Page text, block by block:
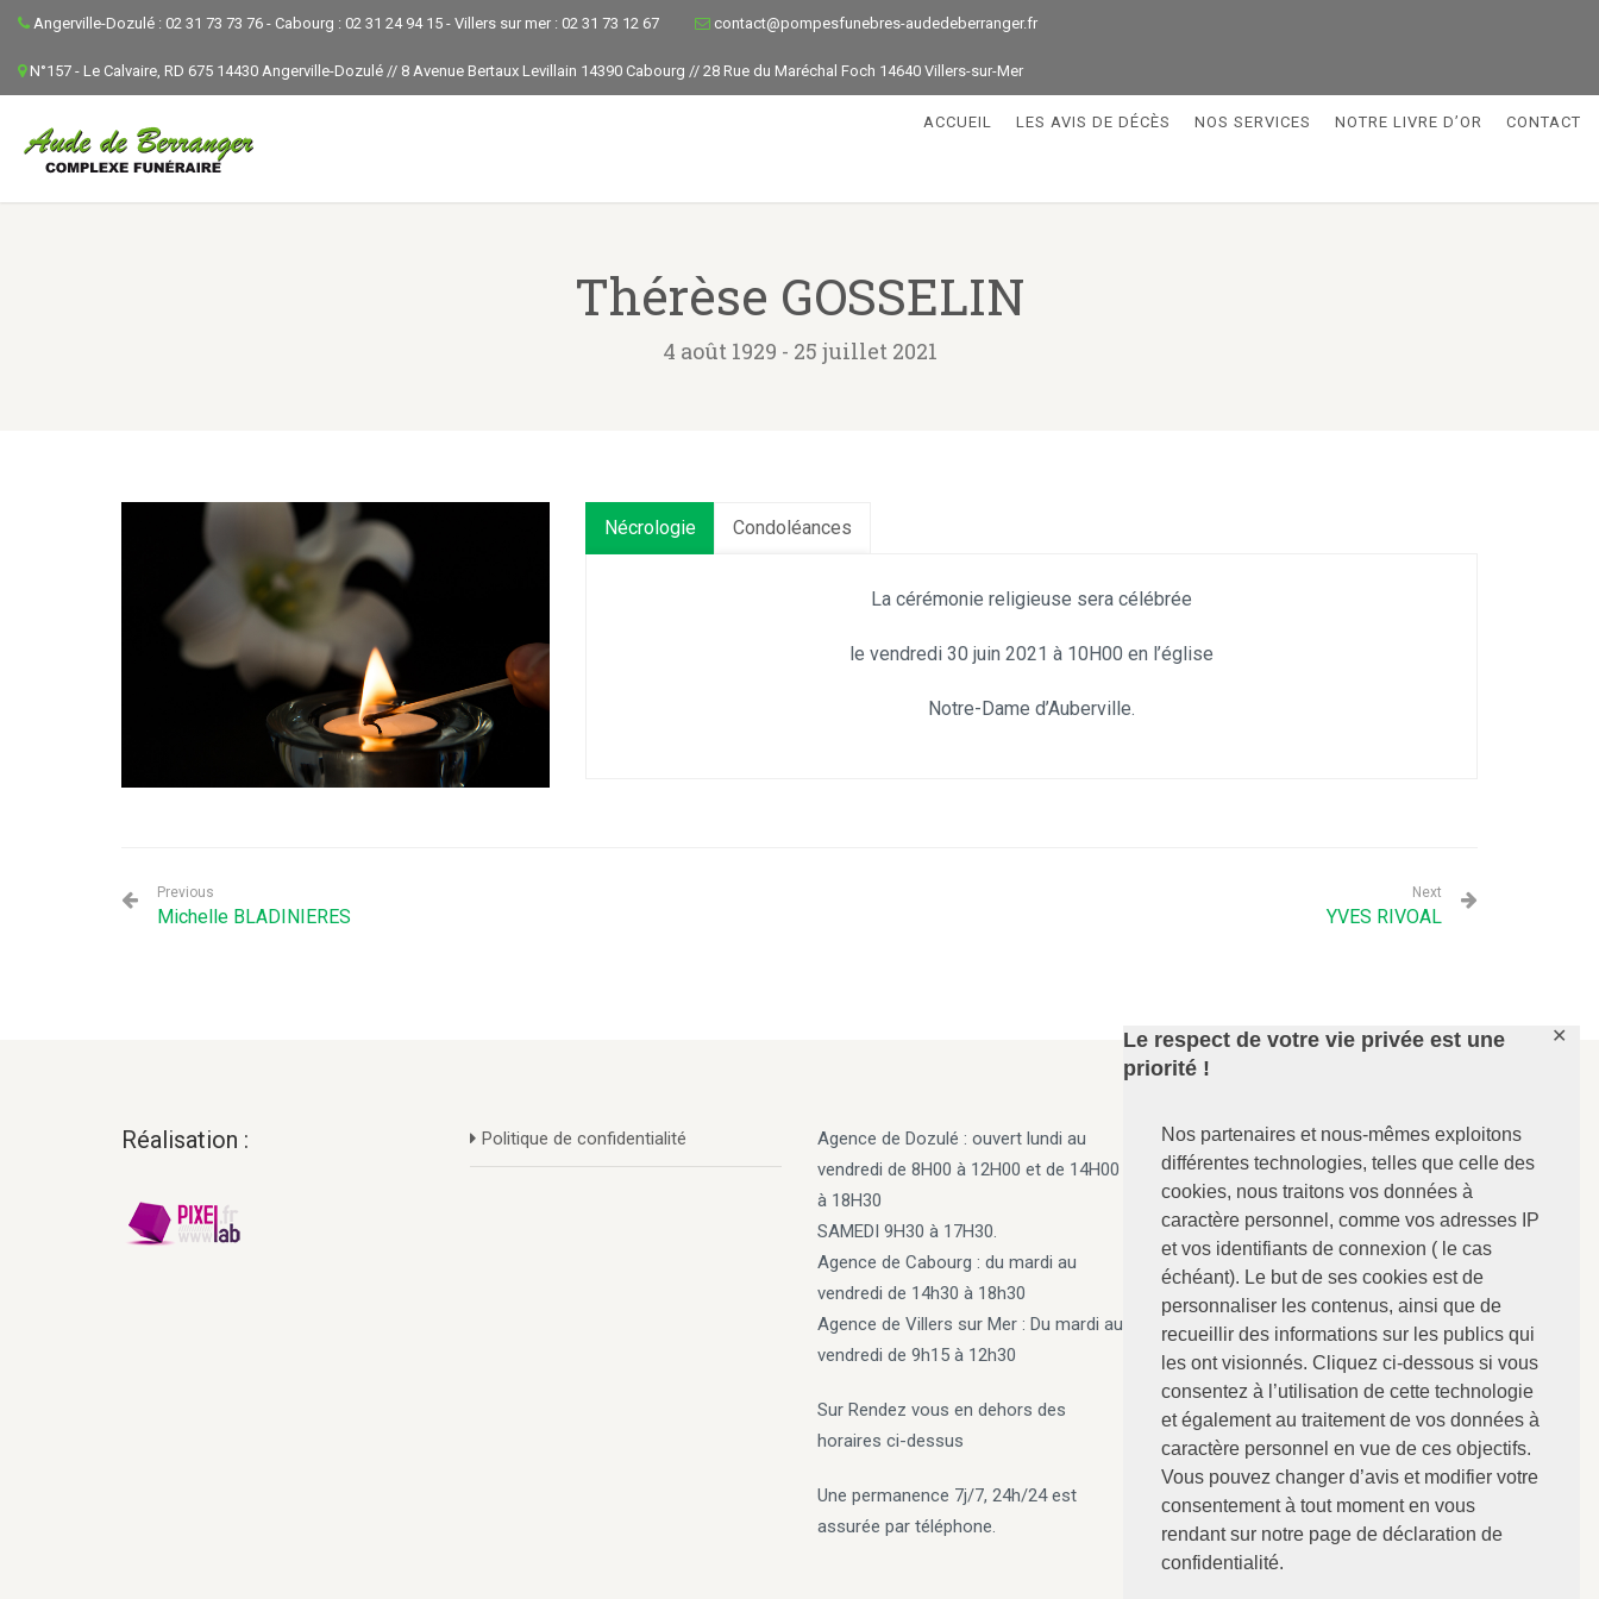
Le respect de votre vie privée est une
priorité !
Nos partenaires et nous-mêmes exploitons
différentes technologies, telles que celle des
cookies, nous traitons vos données à
caractère personnel, comme vos adresses IP
et vos identifiants de connexion ( le cas
échéant). Le but de ses cookies est de
personnaliser les contenus, ainsi que de
recueillir des informations sur les publics qui
les ont visionnés. Cliquez ci-dessous si vous
consentez à l’utilisation de cette technologie
et également au traitement de vos données à
caractère personnel en vue de ces objectifs.
Vous pouvez changer d’avis et modifier votre
consentement à tout moment en vous
rendant sur notre page de déclaration de
confidentialité.
✕
Angerville-Dozulé : 02 31 73 73 76 - Cabourg : 02 31 24 94 15 - Villers sur mer : 02 31 73 12 67 contact@pompesfunebres-audedeberranger.fr
N°157 - Le Calvaire, RD 675 14430 Angerville-Dozulé // 8 Avenue Bertaux Levillain 14390 Cabourg // 28 Rue du Maréchal Foch 14640 Villers-sur-Mer
ACCUEIL LES AVIS DE DÉCÈS NOS SERVICES NOTRE LIVRE D’OR CONTACT
Thérèse GOSSELIN
4 août 1929 - 25 juillet 2021
Nécrologie Condoléances
La cérémonie religieuse sera célébrée
le vendredi 30 juin 2021 à 10H00 en l’église
Notre-Dame d’Auberville.
Previous
Michelle BLADINIERES
Next
YVES RIVOAL
Réalisation : Politique de confidentialité
Agence de Dozulé : ouvert lundi au
vendredi de 8H00 à 12H00 et de 14H00
à 18H30
SAMEDI 9H30 à 17H30.
Agence de Cabourg : du mardi au
vendredi de 14h30 à 18h30
Agence de Villers sur Mer : Du mardi au
vendredi de 9h15 à 12h30
Sur Rendez vous en dehors des
horaires ci-dessus
Une permanence 7j/7, 24h/24 est
assurée par téléphone.
ANGERVILLE-Dozulé: 02.31.73.73.76
N°157 - Le Calvaire, RD 675
14430 ANGERVILLE-Dozulé
CABOURG: 02.31.24.94.15
8 Avenue Bertaux Levillain
14390 CABOURG
Villers-sur-Mer : 02.31.73.12.67
28 Rue du Maréchal Foch
14640 Villers-sur-Mer